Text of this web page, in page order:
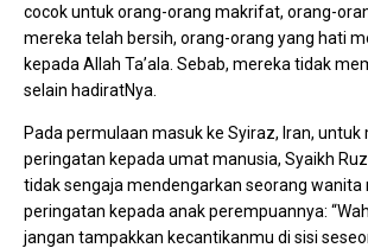
cocok untuk orang-orang makrifat, orang-
mereka telah bersih, orang-orang yang hati
kepada Allah Ta’ala. Sebab, mereka tidak
selain hadiratNya.
Pada permulaan masuk ke Syiraz, Iran, untuk
peringatan kepada umat manusia, Syaikh
tidak sengaja mendengarkan seorang wanita
peringatan kepada anak perempuannya:
jangan tampakkan kecantikanmu di sisi